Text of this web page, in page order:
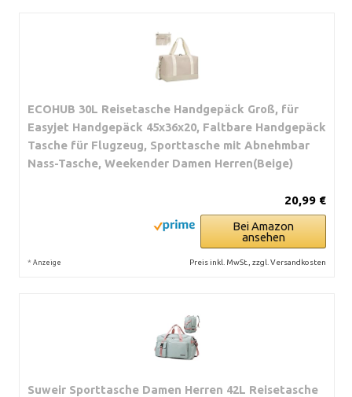
ECOHUB 30L Reisetasche Handgepäck Groß, für
Easyjet Handgepäck 45x36x20, Faltbare Handgepäck
Tasche für Flugzeug, Sporttasche mit Abnehmbar
Nass-Tasche, Weekender Damen Herren(Beige)
20,99 €
Bei Amazon
ansehen
* Anzeige Preis inkl. MwSt., zzgl. Versandkosten
Suweir Sporttasche Damen Herren 42L Reisetasche